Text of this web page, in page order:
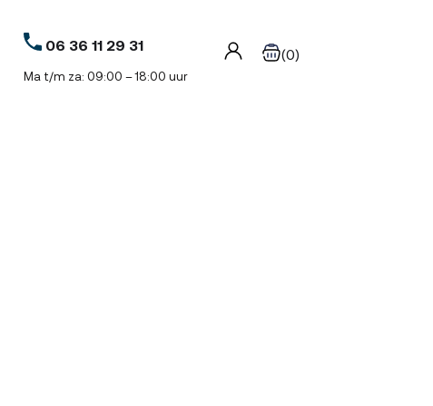
06 36 11 29 31
Ma t/m za: 09:00 – 18:00 uur
(0)